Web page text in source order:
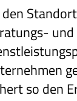
so den